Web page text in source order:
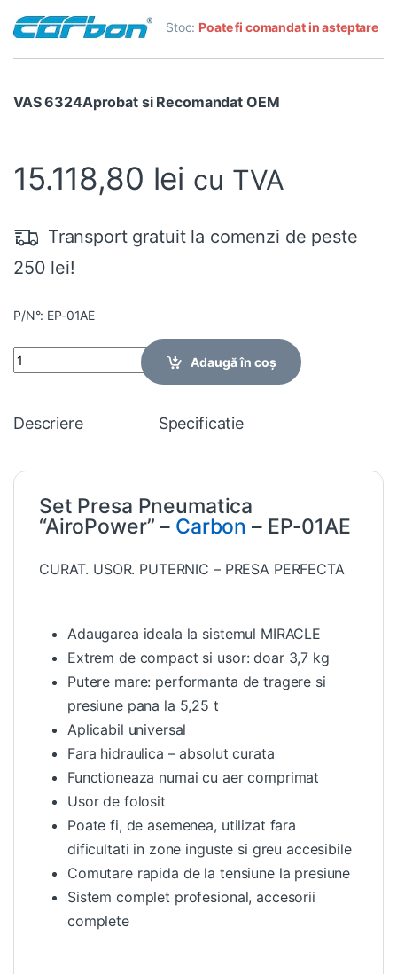
Stoc: Poate fi comandat in asteptare
VAS 6324Aprobat si Recomandat OEM
15.118,80 lei cu TVA
Transport gratuit la comenzi de peste
250 lei!
P/N°: EP-01AE
Quantity
Adaugă în coș
Descriere Specificatie
Set Presa Pneumatica
“AiroPower” – Carbon – EP-01AE
CURAT. USOR. PUTERNIC – PRESA PERFECTA
Adaugarea ideala la sistemul MIRACLE
Extrem de compact si usor: doar 3,7 kg
Putere mare: performanta de tragere si
presiune pana la 5,25 t
Aplicabil universal
Fara hidraulica – absolut curata
Functioneaza numai cu aer comprimat
Usor de folosit
Poate fi, de asemenea, utilizat fara
dificultati in zone inguste si greu accesibile
Comutare rapida de la tensiune la presiune
Sistem complet profesional, accesorii
complete